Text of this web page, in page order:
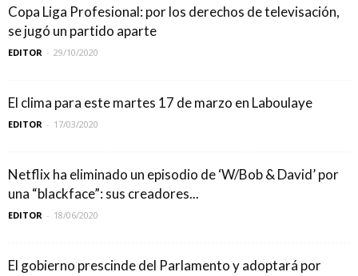
Copa Liga Profesional: por los derechos de televisación,
se jugó un partido aparte
EDITOR - 29/10/2020
El clima para este martes 17 de marzo en Laboulaye
EDITOR - 17/03/2020
Netflix ha eliminado un episodio de ‘W/Bob & David’ por
una “blackface”: sus creadores...
EDITOR - 18/06/2020
El gobierno prescinde del Parlamento y adoptará por